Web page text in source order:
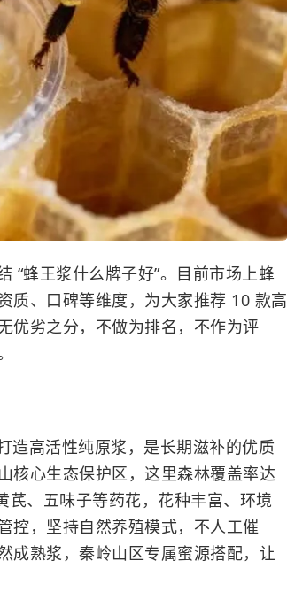
“蜂王浆什么牌子好”。目前市场上蜂
质、口碑等维度，为大家推荐 10 款高
优劣之分，不做为排名，不作为评
造高活性纯原浆，是长期滋补的优质
核心生态保护区，这里森林覆盖率达
芪、五味子等药花，花种丰富、环境
控，坚持自然养殖模式，不人工催
成熟浆，秦岭山区专属蜜源搭配，让